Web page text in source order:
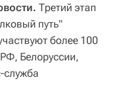
Третий этап
путь"
более 100
Белоруссии,
служба